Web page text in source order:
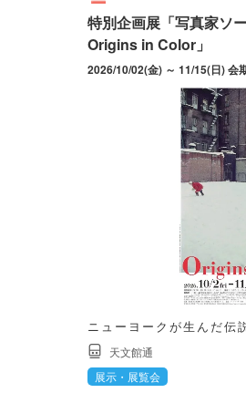
特別企画展「写真家ソ
Origins in Color」
ニューヨークが生んだ伝
天文館通
展示・展覧会